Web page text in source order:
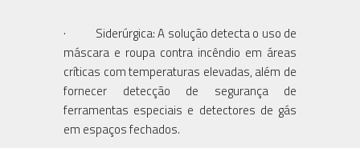
· Siderúrgica: A solução detecta o uso de
máscara e roupa contra incêndio em áreas
críticas com temperaturas elevadas, além de
fornecer detecção de segurança de
ferramentas especiais e detectores de gás
em espaços fechados.